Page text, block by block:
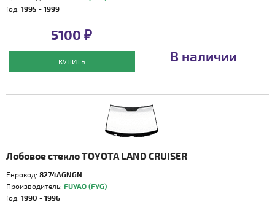
Год: 1995 - 1999
5100 ₽
КУПИТЬ В наличии
Лобовое стекло TOYOTA LAND CRUISER
Еврокод: 8274AGNGN
Производитель: FUYAO (FYG)
Год: 1990 - 1996